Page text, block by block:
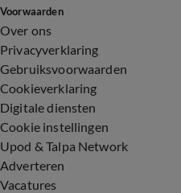
Voorwaarden
Over ons
Privacyverklaring
Gebruiksvoorwaarden
Cookieverklaring
Digitale diensten
Cookie instellingen
Upod & Talpa Network
Adverteren
Vacatures